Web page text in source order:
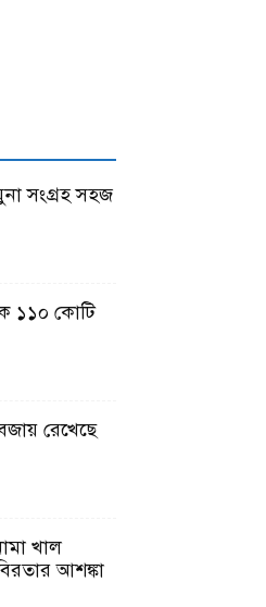
সংগ্রহ সহজ
১১০ কোটি
রেখেছে
খাল
আশঙ্কা